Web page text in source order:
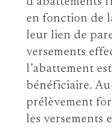
en fonction de
leur lien de
versements
l’abattement
bénéficiaire.
prélèvement
les versements